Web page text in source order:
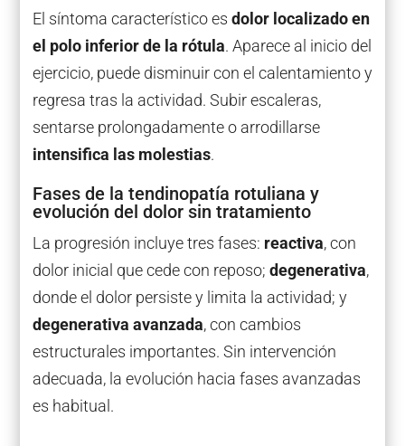
El síntoma característico es dolor localizado en
el polo inferior de la rótula. Aparece al inicio del
ejercicio, puede disminuir con el calentamiento y
regresa tras la actividad. Subir escaleras,
sentarse prolongadamente o arrodillarse
intensifica las molestias.
Fases de la tendinopatía rotuliana y
evolución del dolor sin tratamiento
La progresión incluye tres fases: reactiva, con
dolor inicial que cede con reposo; degenerativa,
donde el dolor persiste y limita la actividad; y
degenerativa avanzada, con cambios
estructurales importantes. Sin intervención
adecuada, la evolución hacia fases avanzadas
es habitual.